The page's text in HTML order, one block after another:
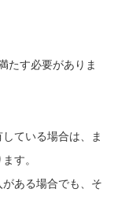
たす必要がありま
ている場合は、ま
す。
がある場合でも、そ